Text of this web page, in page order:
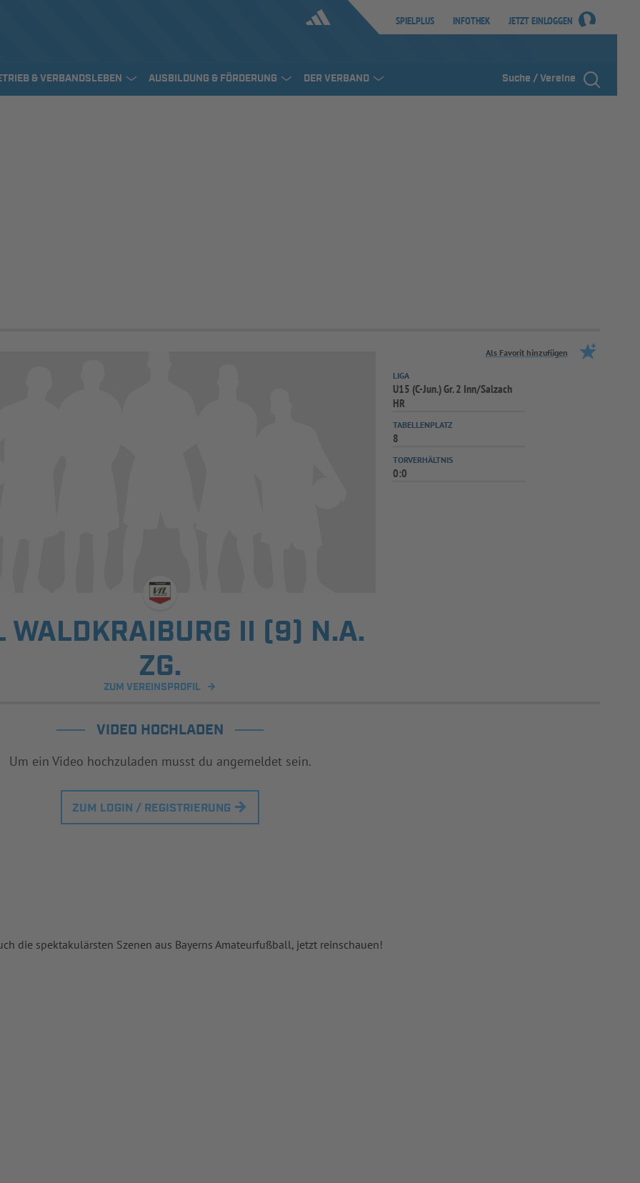
SPIELPLUS INFOTHEK JETZT EINLOGGEN
& VERBANDSLEBEN AUSBILDUNG & FÖRDERUNG DER VERBAND Suche / Vereine
Als Favorit hinzufügen
WALDKRAIBURG II (9) N.A.
ZG.
ZUM VEREINSPROFIL
LIGA
U15 (C-Jun.) Gr. 2 Inn/Salzach
HR
TABELLENPLATZ
8
TORVERHÄLTNIS
0:0
VIDEO HOCHLADEN
Um ein Video hochzuladen musst du angemeldet sein.
ZUM LOGIN / REGISTRIERUNG
die spektakulärsten Szenen aus Bayerns Amateurfußball, jetzt reinschauen!